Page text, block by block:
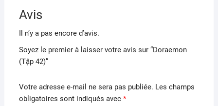
Avis
Il n’y a pas encore d’avis.
Soyez le premier à laisser votre avis sur “Doraemon
(Tập 42)”
Votre adresse e-mail ne sera pas publiée. Les champs
obligatoires sont indiqués avec *